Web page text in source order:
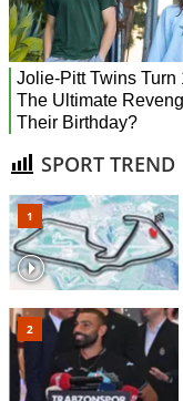
SPORT TREND